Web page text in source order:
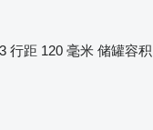
行距 120 毫米 储罐容积